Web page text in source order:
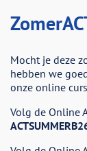
Mocht je deze
hebben we
onze online
Volg de Online